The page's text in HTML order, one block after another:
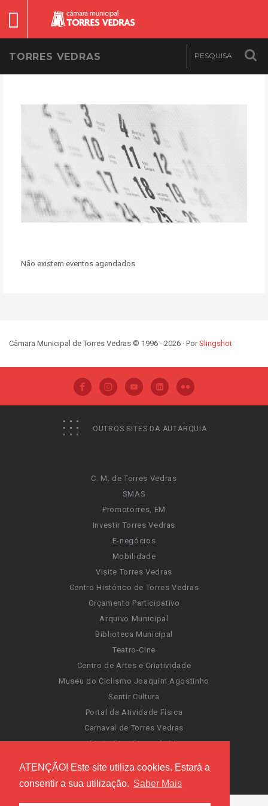
ATENÇÃO! Este site utiliza cookies. Estará a
consentir a sua utilização. Saber Mais
TORRES VEDRAS
Não existem eventos agendados
Câmara Municipal de Torres Vedras © 1996 - 2026 · PorSlingshot
OUTROS SITES DA AUTARQUIA
C. M. de Torres Vedras
SMAS
Promotorres, EM
Investir Torres Vedras
E-negócios
Mobilidade
Visite Torres Vedras
Centro Histórico de Torres Vedras
Orçamento Participativo
Arquivo Municipal
Biblioteca Municipal
Teatro-Cine
Centro de Artes e Criatividade
Museu do Ciclismo Joaquim Agostinho
Sentir Cultura
Portal da Atividade Física
Carnaval de Torres Vedras
Santa Cruz Ocean Spirit